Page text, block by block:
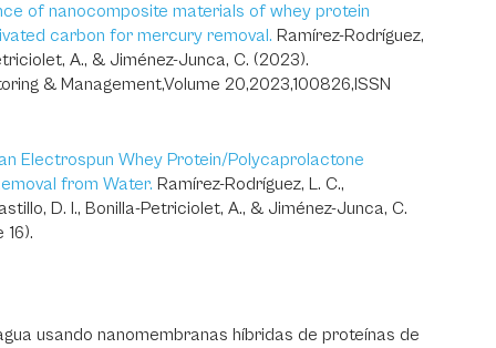
of nanocomposite materials of whey protein
carbon for mercury removal. Ramírez-Rodríguez,
A., & Jiménez-Junca, C. (2023).
& Management,Volume 20,2023,100826,ISSN
Electrospun Whey Protein/Polycaprolactone
from Water. Ramírez-Rodríguez, L. C.,
D. I., Bonilla-Petriciolet, A., & Jiménez-Junca, C.
16).
usando nanomembranas híbridas de proteínas de